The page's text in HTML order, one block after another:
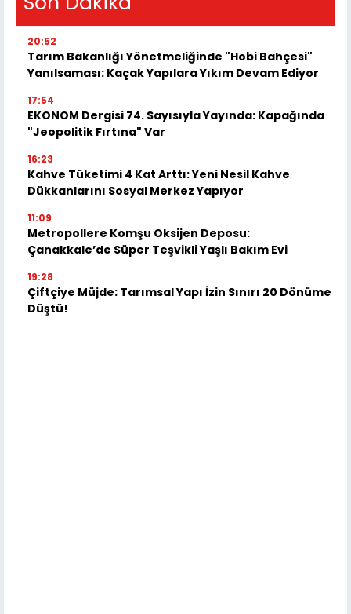
20:52
Tarım Bakanlığı Yönetmeliğinde "Hobi Bahçesi"
Yanılsaması: Kaçak Yapılara Yıkım Devam Ediyor
17:54
EKONOM Dergisi 74. Sayısıyla Yayında: Kapağında
"Jeopolitik Fırtına" Var
16:23
Kahve Tüketimi 4 Kat Arttı: Yeni Nesil Kahve
Dükkanlarını Sosyal Merkez Yapıyor
11:09
Metropollere Komşu Oksijen Deposu:
Çanakkale’de Süper Teşvikli Yaşlı Bakım Evi
19:28
Çiftçiye Müjde: Tarımsal Yapı İzin Sınırı 20 Dönüme
Düştü!